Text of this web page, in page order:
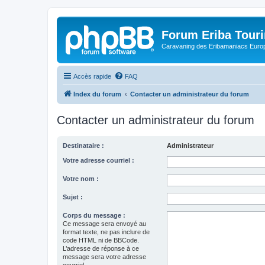
Forum Eriba
Caravaning des Eribamaniacs
Accès rapide FAQ
Index du forum Contacter un administrateur du forum
Contacter un administrateur du forum
Destinataire : Administrateur
Votre adresse courriel :
Votre nom :
Sujet :
Corps du message :
Ce message sera envoyé au
format texte, ne pas inclure de
code HTML ni de BBCode.
L’adresse de réponse à ce
message sera votre adresse